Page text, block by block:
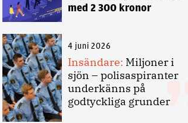
med 2 300 kronor
4 juni 2026
Insändare: Miljoner i
sjön – polisaspiranter
underkänns på
godtyckliga grunder